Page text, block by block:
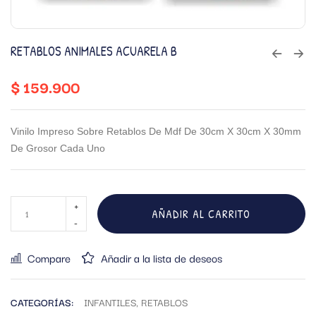
RETABLOS ANIMALES ACUARELA B
$159.900
Vinilo Impreso Sobre Retablos De Mdf De 30cm X 30cm X 30mm
De Grosor Cada Uno
AÑADIR AL CARRITO
Compare Añadir a la lista de deseos
CATEGORÍAS: INFANTILES, RETABLOS